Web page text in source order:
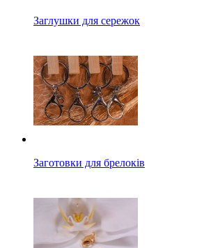
Заглушки для сережок
Заготовки для брелоків